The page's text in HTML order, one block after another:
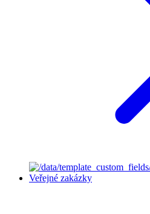
Veřejné zakázky